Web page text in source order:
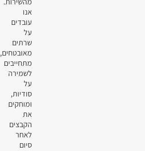
אנו
עובדים
על
שרתים
מאובטחים,
מתחייבים
לשמירה
על
סודיות,
ומוחקים
את
הקבצים
לאחר
סיום